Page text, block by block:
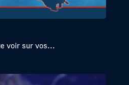
voir sur vos...